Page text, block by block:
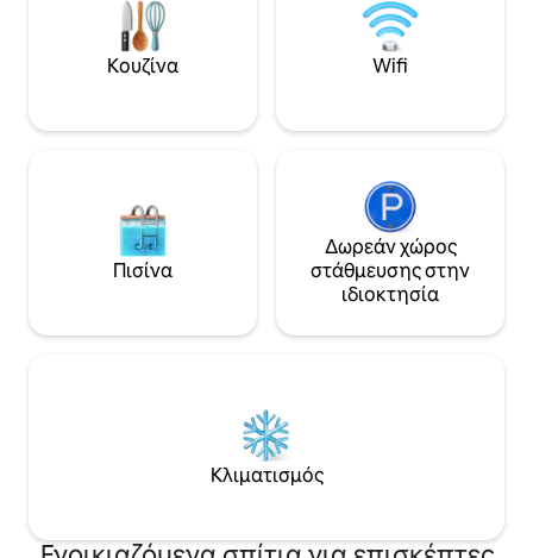
σανίδα Πλυντήριο/Στεγνωτήριο
Απορρυπαντικά σε φύλλα/
Απορρυπαντικά στεγνωτηρίου σε
φύλλα Επιτοίχια βάση κλιματιστικού,
θερμαντήρες δωματίου Σύστημα
Κουζίνα Wifi
Πισίνα
Δωρεάν χώρος
στάθμευσης στην
ιδιοκτησία
Κλιματισμός